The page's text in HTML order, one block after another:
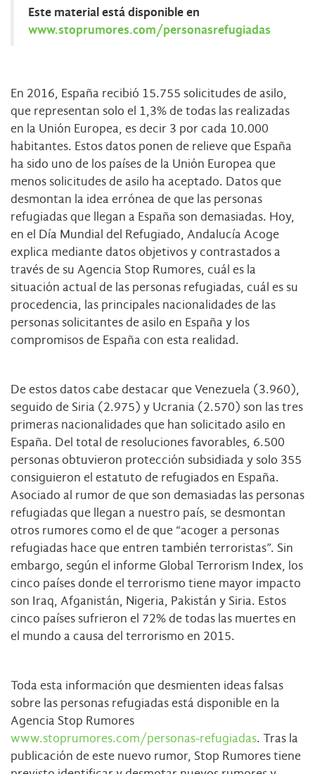
Este material está disponible en
www.stoprumores.com/personasrefugiadas
En 2016, España recibió 15.755 solicitudes de asilo,
que representan solo el 1,3% de todas las realizadas
en la Unión Europea, es decir 3 por cada 10.000
habitantes. Estos datos ponen de relieve que España
ha sido uno de los países de la Unión Europea que
menos solicitudes de asilo ha aceptado. Datos que
desmontan la idea errónea de que las personas
refugiadas que llegan a España son demasiadas. Hoy,
en el Día Mundial del Refugiado, Andalucía Acoge
explica mediante datos objetivos y contrastados a
través de su Agencia Stop Rumores, cuál es la
situación actual de las personas refugiadas, cuál es su
procedencia, las principales nacionalidades de las
personas solicitantes de asilo en España y los
compromisos de España con esta realidad.
De estos datos cabe destacar que Venezuela (3.960),
seguido de Siria (2.975) y Ucrania (2.570) son las tres
primeras nacionalidades que han solicitado asilo en
España. Del total de resoluciones favorables, 6.500
personas obtuvieron protección subsidiada y solo 355
consiguieron el estatuto de refugiados en España.
Asociado al rumor de que son demasiadas las personas
refugiadas que llegan a nuestro país, se desmontan
otros rumores como el de que “acoger a personas
refugiadas hace que entren también terroristas”. Sin
embargo, según el informe Global Terrorism Index, los
cinco países donde el terrorismo tiene mayor impacto
son Iraq, Afganistán, Nigeria, Pakistán y Siria. Estos
cinco países sufrieron el 72% de todas las muertes en
el mundo a causa del terrorismo en 2015.
Toda esta información que desmienten ideas falsas
sobre las personas refugiadas está disponible en la
Agencia Stop Rumores
www.stoprumores.com/personas-refugiadas. Tras la
publicación de este nuevo rumor, Stop Rumores tiene